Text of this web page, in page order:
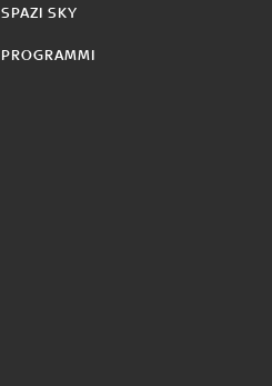
SPAZI SKY
PROGRAMMI